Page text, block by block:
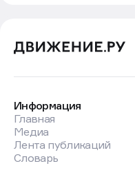
Информация
Главная
Медиа
Лента публикаций
Словарь